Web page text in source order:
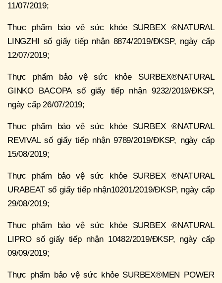
11/07/2019;
Thực phẩm bảo vệ sức khỏe SURBEX ®NATURAL
LINGZHI số giấy tiếp nhận 8874/2019/ĐKSP, ngày cấp
12/07/2019;
Thực phẩm bảo vệ sức khỏe SURBEX®NATURAL
GINKO BACOPA số giấy tiếp nhận 9232/2019/ĐKSP,
ngày cấp 26/07/2019;
Thực phẩm bảo vệ sức khỏe SURBEX ®NATURAL
REVIVAL số giấy tiếp nhận 9789/2019/ĐKSP, ngày cấp
15/08/2019;
Thực phẩm bảo vệ sức khỏe SURBEX ®NATURAL
URABEAT số giấy tiếp nhận10201/2019/ĐKSP, ngày cấp
29/08/2019;
Thực phẩm bảo vệ sức khỏe SURBEX ®NATURAL
LIPRO số giấy tiếp nhận 10482/2019/ĐKSP, ngày cấp
09/09/2019;
Thực phẩm bảo vệ sức khỏe SURBEX®MEN POWER